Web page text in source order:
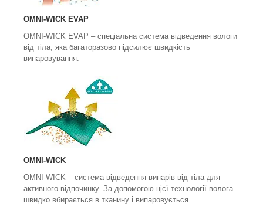
OMNI-WICK EVAP
OMNI-WICK EVAP – спеціальна система відведення вологи
від тіла, яка багаторазово підсилює швидкість
випаровування.
OMNI-WICK
OMNI-WICK – система відведення випарів від тіла для
активного відпочинку. За допомогою цієї технології волога
швидко вбирається в тканину і випаровується.